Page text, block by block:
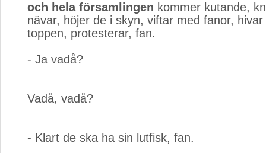
och hela församlingen kommer kutande,
nävar, höjer de i skyn, viftar med fanor,
toppen, protesterar, fan.
- Ja vadå?
Vadå, vadå?
- Klart de ska ha sin lutfisk, fan.